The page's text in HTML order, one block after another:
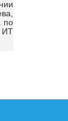
по
ИТ